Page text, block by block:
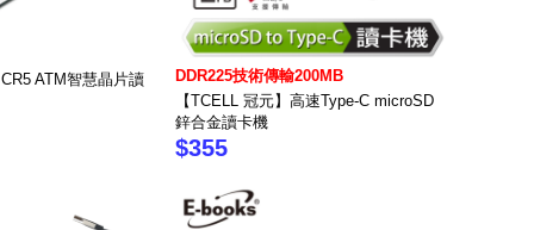
ATM智慧晶片讀
DDR225技術傳輸200MB
【TCELL 冠元】高速Type-C microSD
鋅合金讀卡機
$355